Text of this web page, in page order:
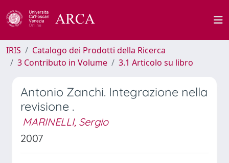
IRIS
Catalogo dei Prodotti della Ricerca
3 Contributo in Volume
3.1 Articolo su libro
Antonio Zanchi. Integrazione nella
revisione .
MARINELLI, Sergio
2007